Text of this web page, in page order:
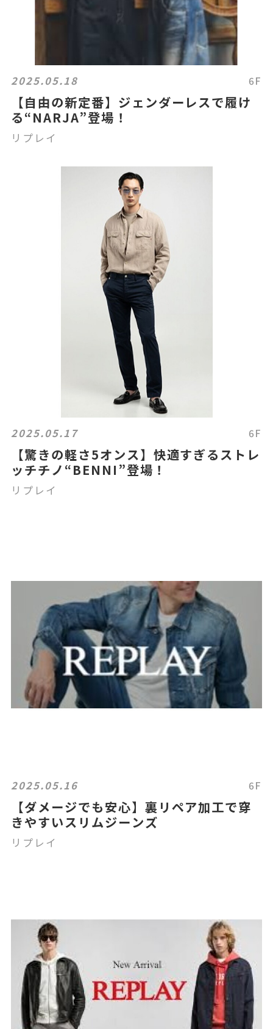
2025.05.18 6F
【自由の新定番】ジェンダーレスで履け
る“NARJA”登場！
リプレイ
2025.05.17 6F
【驚きの軽さ5オンス】快適すぎるストレ
ッチチノ“BENNI”登場！
リプレイ
2025.05.16 6F
【ダメージでも安心】裏リペア加工で穿
きやすいスリムジーンズ
リプレイ